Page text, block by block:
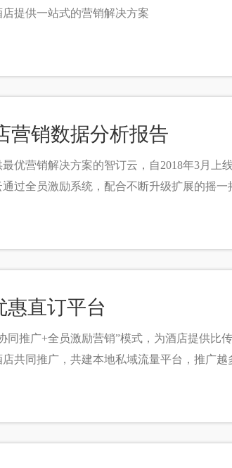
提供一站式的营销解决方案
营销数据分析报告
优营销解决方案的智订云，自2018年3月上
过全员激励系统，配合不断升级扩展的摇
对OTA渠道的依赖，同时让客人获得更优的服
惠直订平台
同推广+全员激励营销”模式，为酒店提供比
共同推广，共建本地私域流量平台，推广